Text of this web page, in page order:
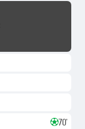
70'